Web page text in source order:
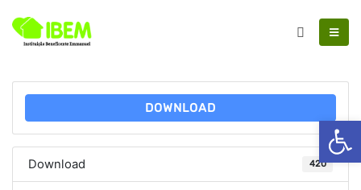
DOWNLOAD
Download 420